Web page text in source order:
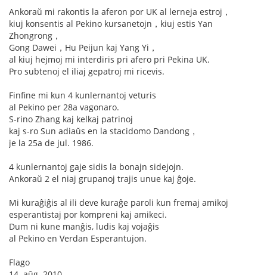
Ankoraŭ mi rakontis la aferon por UK al lerneja estroj，
kiuj konsentis al Pekino kursanetojn，kiuj estis Yan
Zhongrong，
Gong Dawei，Hu Peijun kaj Yang Yi，
al kiuj hejmoj mi interdiris pri afero pri Pekina UK.
Pro subtenoj el iliaj gepatroj mi ricevis.
Finfine mi kun 4 kunlernantoj veturis
al Pekino per 28a vagonaro.
S-rino Zhang kaj kelkaj patrinoj
kaj s-ro Sun adiaŭs en la stacidomo Dandong，
je la 25a de jul. 1986.
4 kunlernantoj gaje sidis la bonajn sidejojn.
Ankoraŭ 2 el niaj grupanoj trajis unue kaj ĝoje.
Mi kuraĝiĝis al ili deve kuraĝe paroli kun fremaj amikoj
esperantistaj por kompreni kaj amikeci.
Dum ni kune manĝis, ludis kaj vojaĝis
al Pekino en Verdan Esperantujon.
Flago